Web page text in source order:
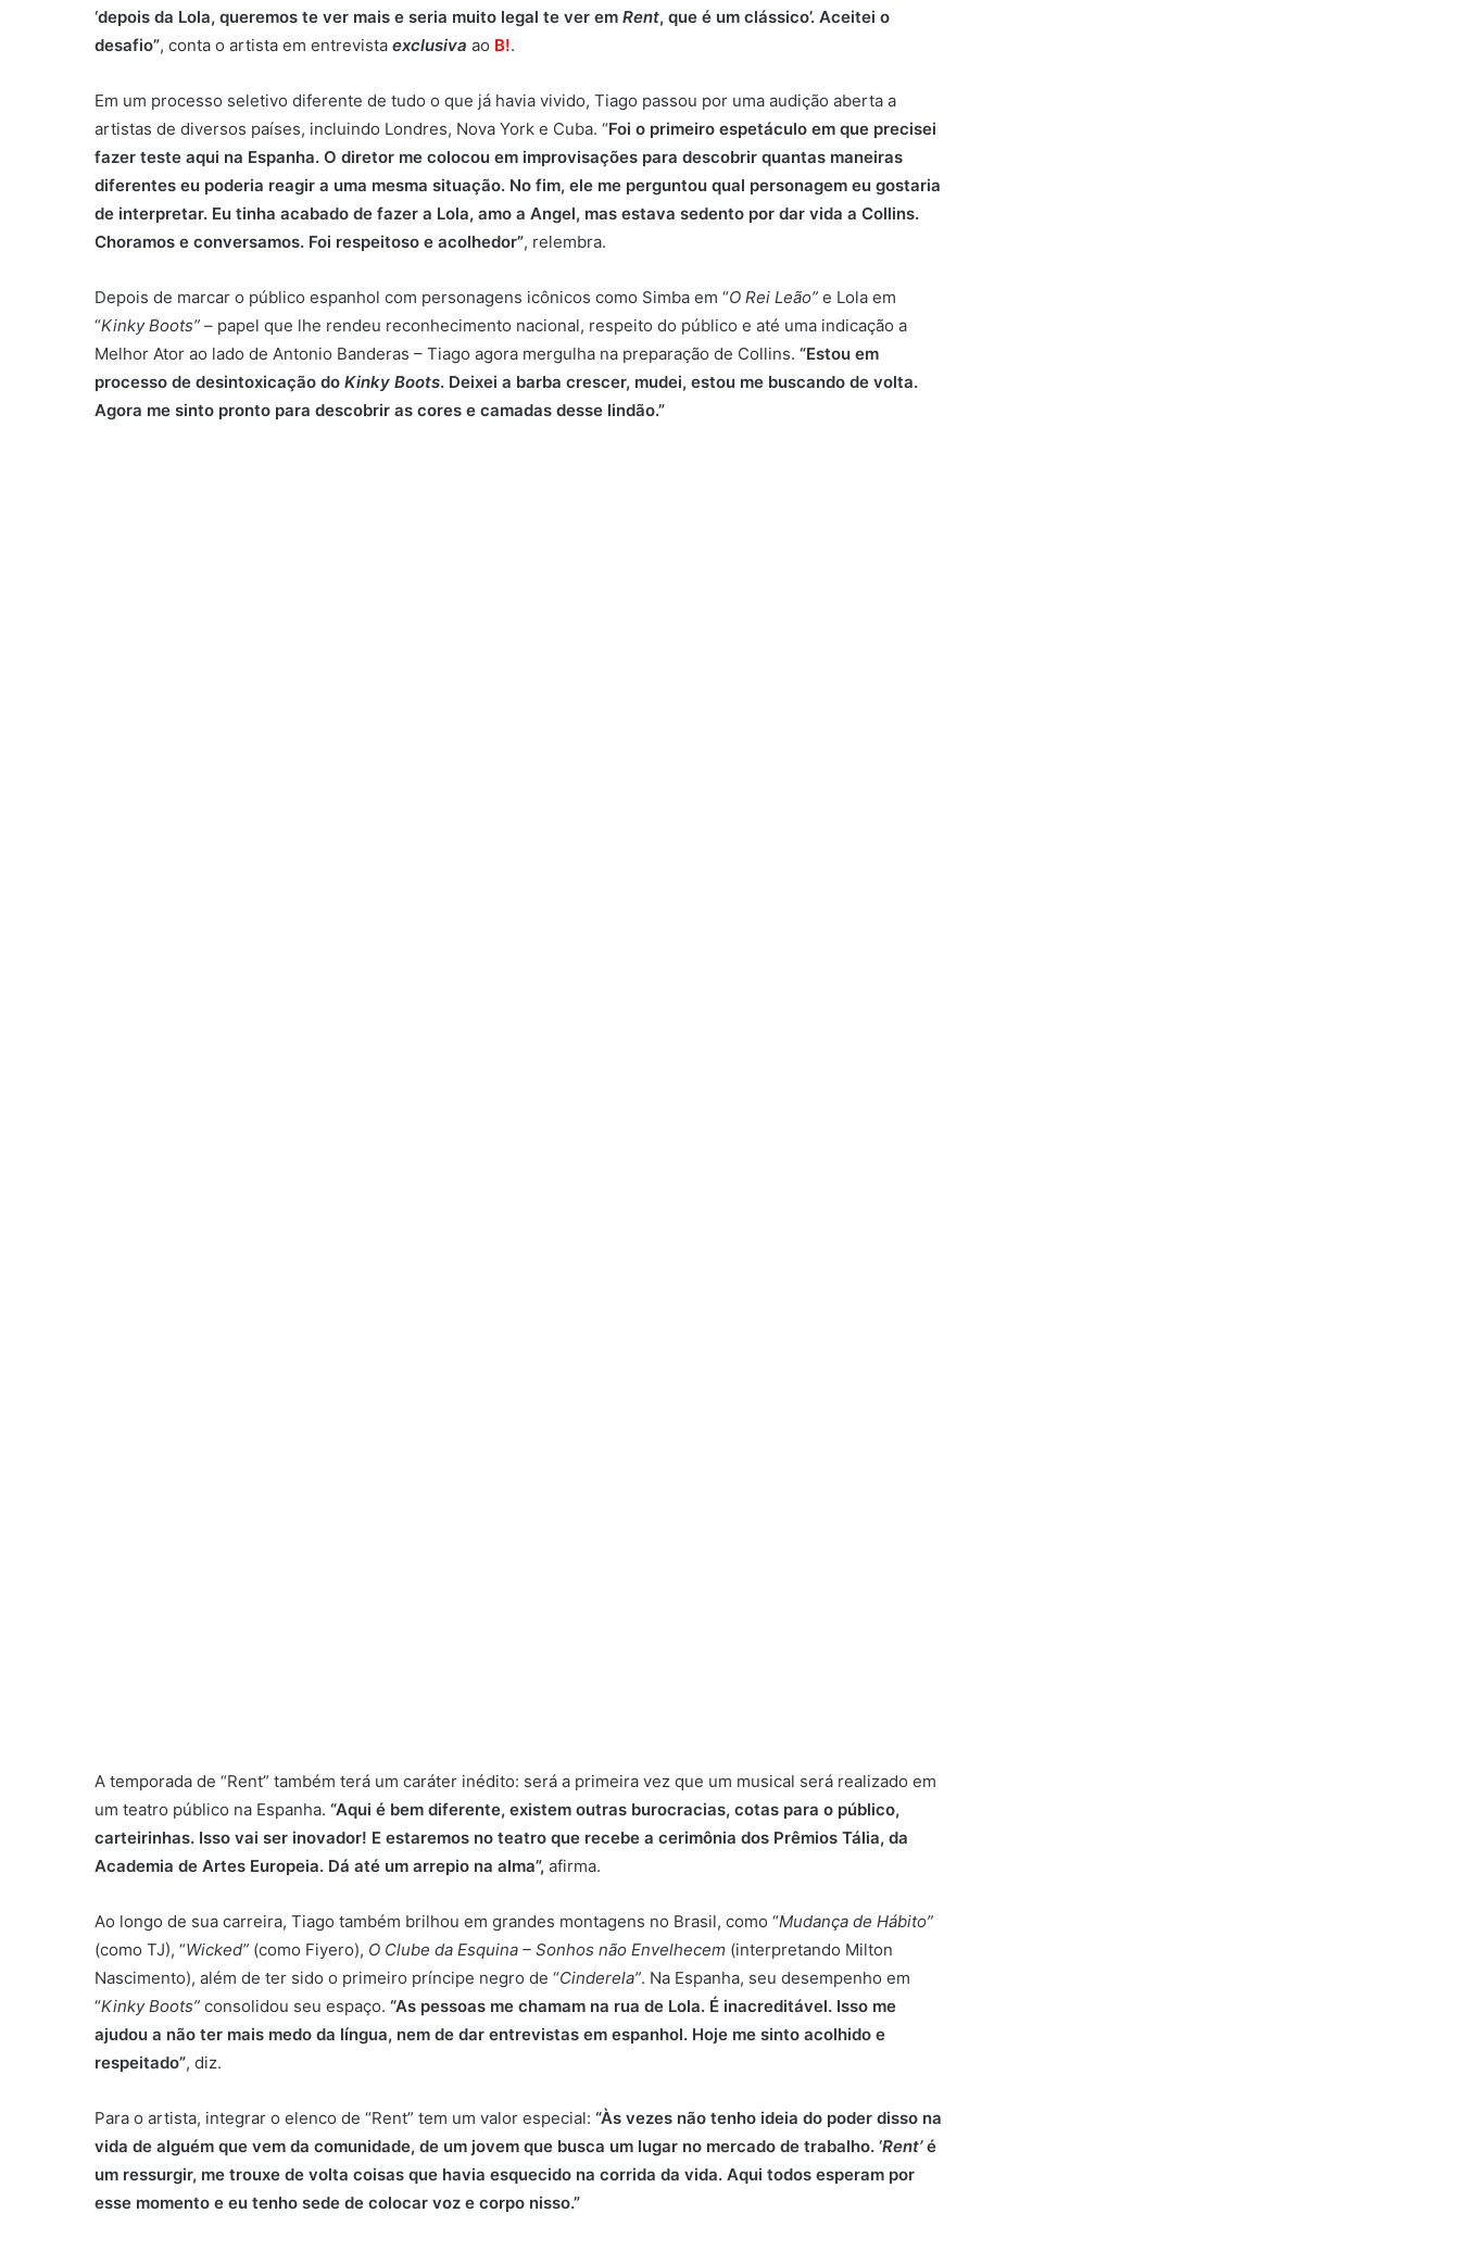
‘depois da Lola, queremos te ver mais e seria muito legal te ver em Rent, que é um clássico’. Aceitei o
desafio”, conta o artista em entrevista exclusiva ao B!.
Em um processo seletivo diferente de tudo o que já havia vivido, Tiago passou por uma audição aberta a
artistas de diversos países, incluindo Londres, Nova York e Cuba. “Foi o primeiro espetáculo em que precisei
fazer teste aqui na Espanha. O diretor me colocou em improvisações para descobrir quantas maneiras
diferentes eu poderia reagir a uma mesma situação. No fim, ele me perguntou qual personagem eu gostaria
de interpretar. Eu tinha acabado de fazer a Lola, amo a Angel, mas estava sedento por dar vida a Collins.
Choramos e conversamos. Foi respeitoso e acolhedor”, relembra.
Depois de marcar o público espanhol com personagens icônicos como Simba em “O Rei Leão” e Lola em
“Kinky Boots” – papel que lhe rendeu reconhecimento nacional, respeito do público e até uma indicação a
Melhor Ator ao lado de Antonio Banderas – Tiago agora mergulha na preparação de Collins. “Estou em
processo de desintoxicação do Kinky Boots. Deixei a barba crescer, mudei, estou me buscando de volta.
Agora me sinto pronto para descobrir as cores e camadas desse lindão.”
A temporada de “Rent” também terá um caráter inédito: será a primeira vez que um musical será realizado em
um teatro público na Espanha. “Aqui é bem diferente, existem outras burocracias, cotas para o público,
carteirinhas. Isso vai ser inovador! E estaremos no teatro que recebe a cerimônia dos Prêmios Tália, da
Academia de Artes Europeia. Dá até um arrepio na alma”, afirma.
Ao longo de sua carreira, Tiago também brilhou em grandes montagens no Brasil, como “Mudança de Hábito”
(como TJ), “Wicked” (como Fiyero), O Clube da Esquina – Sonhos não Envelhecem (interpretando Milton
Nascimento), além de ter sido o primeiro príncipe negro de “Cinderela”. Na Espanha, seu desempenho em
“Kinky Boots” consolidou seu espaço. “As pessoas me chamam na rua de Lola. É inacreditável. Isso me
ajudou a não ter mais medo da língua, nem de dar entrevistas em espanhol. Hoje me sinto acolhido e
respeitado”, diz.
Para o artista, integrar o elenco de “Rent” tem um valor especial: “Às vezes não tenho ideia do poder disso na
vida de alguém que vem da comunidade, de um jovem que busca um lugar no mercado de trabalho. ‘Rent’é
um ressurgir, me trouxe de volta coisas que havia esquecido na corrida da vida. Aqui todos esperam por
esse momento e eu tenho sede de colocar voz e corpo nisso.”